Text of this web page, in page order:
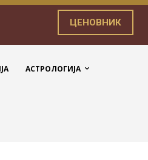
ЦЕНОВНИК
АСТРОЛОГИЈА